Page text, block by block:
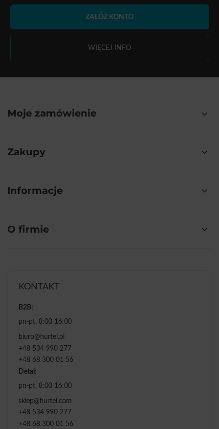
ZAŁÓŻ KONTO
WIĘCEJ INFO
Moje zamówienie
Zakupy
Informacje
O firmie
KONTAKT
B2B:
pn-pt, 8:00 16:00
biuro@hurtel.pl
+48 534 990 277
+48 68 300 01 56
Detal:
pn-pt, 8:00 16:00
sklep@hurtel.com
+48 534 990 277
+48 68 300 01 56